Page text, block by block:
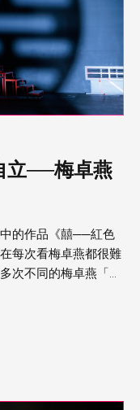
立──梅卓燕
的作品《囍──紅色
每次看梅卓燕都很難
次不同的梅卓燕「日